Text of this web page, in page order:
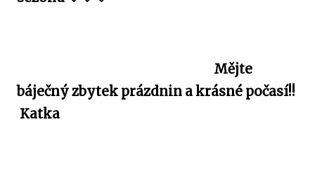
Mějte
báječný zbytek prázdnin a krásné počasí!!
Katka